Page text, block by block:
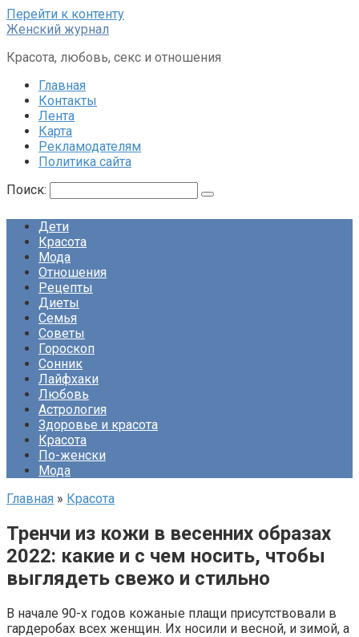
Перейти к контенту
Женский журнал
Красота, любовь, секс и отношения
Главная
Контакты
Лента
Карта
Рекламодателям
Политика сайта
Поиск:
Дети
Красота
Мода
Отношения
Рецепты
Диеты
Семья
Советы
Гороскоп
Сонник
Лайфхаки
Любовь
Астрология
Здоровье и красота
Красота
По-женски
Мода
Главная » Красота
Тренчи из кожи в весенних образах
2022: какие и с чем носить, чтобы
выглядеть свежо и стильно
В начале 90-х годов кожаные плащи присутствовали в
гардеробах всех женщин. Их носили и весной, и зимой, а